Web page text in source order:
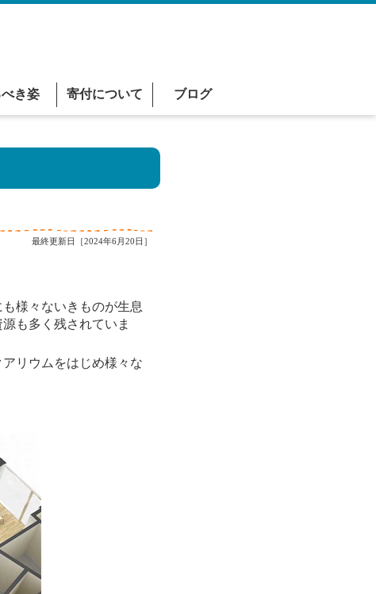
き姿 寄付について ブログ
最終更新日［2024年6月20日］
様々ないきものが生息
も多く残されていま
リウムをはじめ様々な